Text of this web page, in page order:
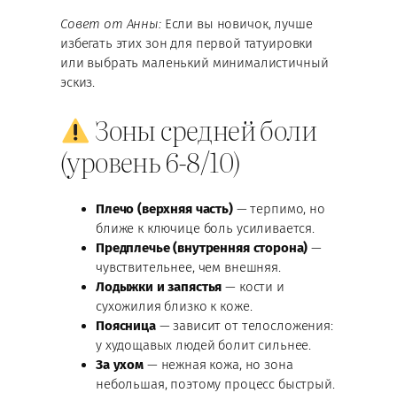
Совет от Анны:Если вы новичок, лучше
избегать этих зон для первой татуировки
или выбрать маленький минималистичный
эскиз.
Зоны средней боли
(уровень 6-8/10)
Плечо (верхняя часть)— терпимо, но
ближе к ключице боль усиливается.
Предплечье (внутренняя сторона) —
чувствительнее, чем внешняя.
Лодыжки и запястья — кости и
сухожилия близко к коже.
Поясница— зависит от телосложения:
у худощавых людей болит сильнее.
За ухом— нежная кожа, но зона
небольшая, поэтому процесс быстрый.